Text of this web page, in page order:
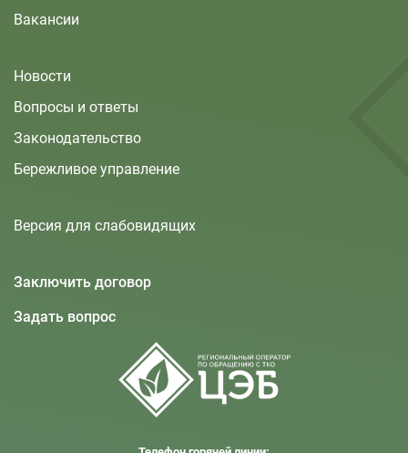
Вакансии
Новости
Вопросы и ответы
Законодательство
Бережливое управление
Версия для слабовидящих
Заключить договор
Задать вопрос